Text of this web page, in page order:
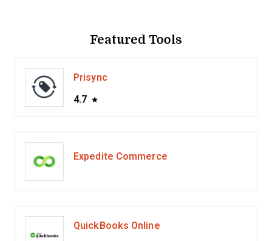
Featured Tools
Prisync
4.7
Expedite Commerce
QuickBooks Online